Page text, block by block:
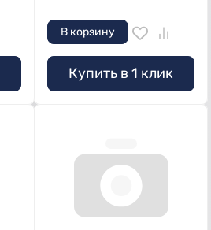
В корзину
Купить в 1 клик